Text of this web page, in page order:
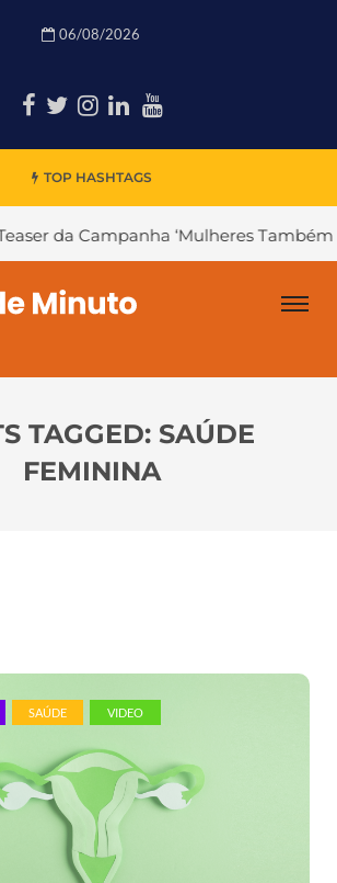
06/08/2026
TOP HASHTAGS
Campanha ‘Mulheres Também
TAGGED: SAÚDE
FEMININA
SAÚDE VIDEO